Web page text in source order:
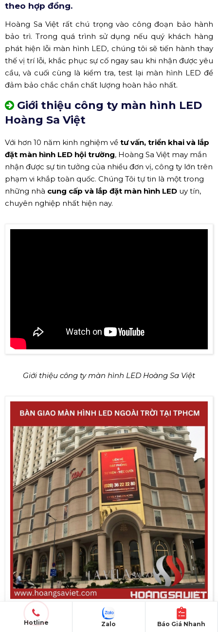
theo hợp đồng.
Hoàng Sa Việt rất chú trọng vào công đoạn bảo hành
bảo trì. Trong quá trình sử dụng nếu quý khách hàng
phát hiện lỗi màn hình LED, chúng tôi sẽ tiến hành thay
thế vị trí lỗi, khắc phục sự cố ngay sau khi nhận được yêu
cầu, và cuối cùng là kiểm tra, test lại màn hình LED để
đảm bảo chắc chắn chất lượng hoàn hảo nhất.
Giới thiệu công ty màn hình LED
Hoàng Sa Việt
Với hơn 10 năm kinh nghiệm về tư vấn, triển khai và lắp
đặt màn hình LED hội trường, Hoàng Sa Việt may mắn
nhận được sự tin tưởng của nhiều đơn vị, công ty lớn trên
phạm vi khắp toàn quốc. Chúng Tôi tự tin là một trong
những nhà cung cấp và lắp đặt màn hình LED uy tín,
chuyên nghiệp nhất hiện nay.
Giới thiệu công ty màn hình LED Hoàng Sa Việt
Lắp đặt màn hình LED ngoài trời tại TPHCM
Hotline Báo Giá Nhanh
Zalo